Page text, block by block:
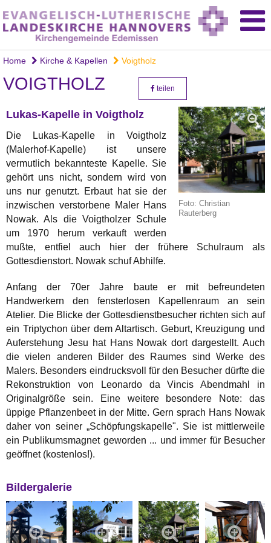
Home Kirche & Kapellen Voigtholz
VOIGTHOLZ teilen
Foto: Christian
Rauterberg
Lukas-Kapelle in Voigtholz
Die Lukas-Kapelle in Voigtholz
(Malerhof-Kapelle) ist unsere
vermutlich bekannteste Kapelle. Sie
gehört uns nicht, sondern wird von
uns nur genutzt. Erbaut hat sie der
inzwischen verstorbene Maler Hans
Nowak. Als die Voigtholzer Schule
um 1970 herum verkauft werden
mußte, entfiel auch hier der frühere Schulraum als
Gottesdienstort. Nowak schuf Abhilfe.
Anfang der 70er Jahre baute er mit befreundeten
Handwerkern den fensterlosen Kapellenraum an sein
Atelier. Die Blicke der Gottesdienstbesucher richten sich auf
ein Triptychon über dem Altartisch. Geburt, Kreuzigung und
Auferstehung Jesu hat Hans Nowak dort dargestellt. Auch
die vielen anderen Bilder des Raumes sind Werke des
Malers. Besonders eindrucksvoll für den Besucher dürfte die
Rekonstruktion von Leonardo da Vincis Abendmahl in
Originalgröße sein. Eine weitere besondere Note: das
üppige Pflanzenbeet in der Mitte. Gern sprach Hans Nowak
daher von seiner „Schöpfungskapelle". Sie ist mittlerweile
ein Publikumsmagnet geworden ... und immer für Besucher
geöffnet (kostenlos!).
Bildergalerie